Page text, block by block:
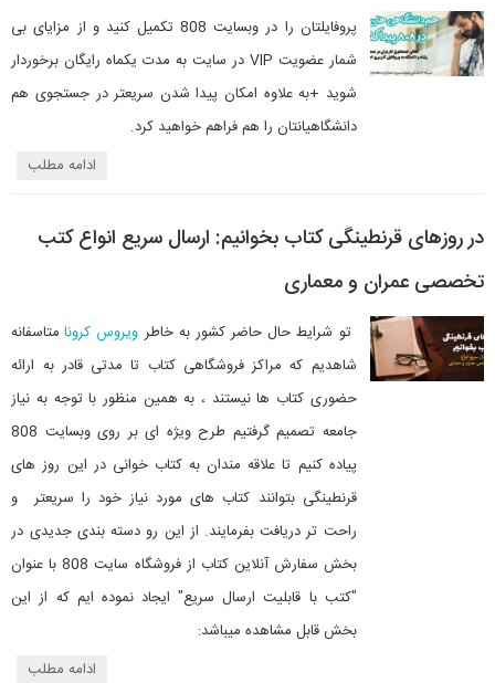
پروفایلتان را در وبسایت 808 تکمیل کنید و از مزایای بی
شمار عضویت VIP در سایت به مدت یکماه رایگان برخوردار
شوید +به علاوه امکان پیدا شدن سریعتر در جستجوی هم
دانشگاهیانتان را هم فراهم خواهید کرد.
ادامه مطلب
در روزهای قرنطینگی کتاب بخوانیم: ارسال سریع انواع کتب
تخصصی عمران و معماری
تو شرایط حال حاضر کشور به خاطرویروس کرونامتاسفانه
شاهدیم که مراکز فروشگاهی کتاب تا مدتی قادر به ارائه
حضوری کتاب ها نیستند ، به همین منظور با توجه به نیاز
جامعه تصمیم گرفتیم طرح ویژه ای بر روی وبسایت 808
پیاده کنیم تا علاقه مندان به کتاب خوانی در این روز های
قرنطینگی بتوانند کتاب های مورد نیاز خود را سریعتر و
راحت تر دریافت بفرمایند. از این رو دسته بندی جدیدی در
بخش سفارش آنلاین کتاب از فروشگاه سایت 808 با عنوان
"کتب با قابلیت ارسال سریع" ایجاد نموده ایم که از این
بخش قابل مشاهده میباشد:
ادامه مطلب